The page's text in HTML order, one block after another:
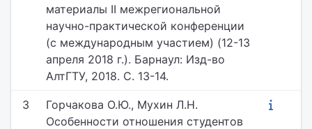
материалы II межрегиональной
научно-практической конференции
(с международным участием) (12-13
апреля 2018 г.). Барнаул: Изд-во
АлтГТУ, 2018. С. 13-14.
3
Горчакова О.Ю., Мухин Л.Н.
Особенности отношения студентов